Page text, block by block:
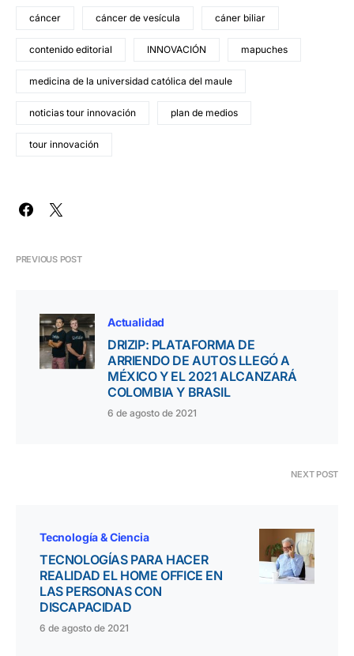
cáncer cáncer de vesícula cáner biliar
contenido editorial INNOVACIÓN mapuches
medicina de la universidad católica del maule
noticias tour innovación plan de medios
tour innovación
PREVIOUS POST
Actualidad
DRIZIP: PLATAFORMA DE
ARRIENDO DE AUTOS LLEGÓ A
MÉXICO Y EL 2021 ALCANZARÁ
COLOMBIA Y BRASIL
6 de agosto de 2021
NEXT POST
Tecnología & Ciencia
TECNOLOGÍAS PARA HACER
REALIDAD EL HOME OFFICE EN
LAS PERSONAS CON
DISCAPACIDAD
6 de agosto de 2021